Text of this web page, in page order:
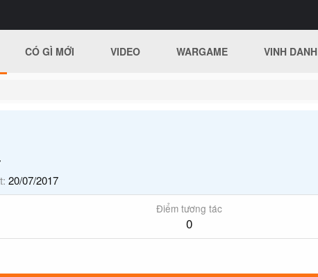
CÓ GÌ MỚI VIDEO WARGAME VINH DANH
20/07/2017
Điểm tương tác
0